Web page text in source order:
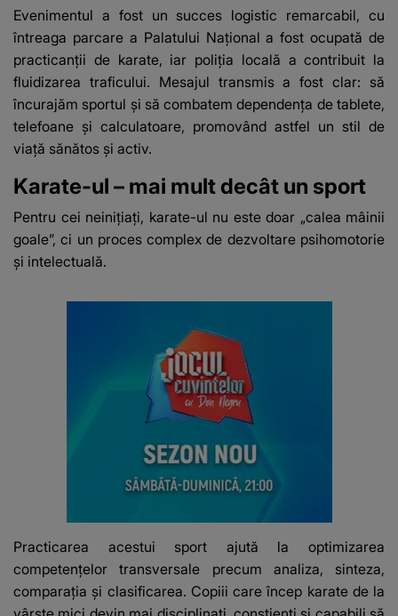
Evenimentul a fost un succes logistic remarcabil, cu
întreaga parcare a Palatului Național a fost ocupată de
practicanții de karate, iar poliția locală a contribuit la
fluidizarea traficului. Mesajul transmis a fost clar: să
încurajăm sportul și să combatem dependența de tablete,
telefoane și calculatoare, promovând astfel un stil de
viață sănătos și activ.
Karate-ul – mai mult decât un sport
Pentru cei neinițiați, karate-ul nu este doar „calea mâinii
goale”, ci un proces complex de dezvoltare psihomotorie
și intelectuală.
Practicarea acestui sport ajută la optimizarea
competențelor transversale precum analiza, sinteza,
comparația și clasificarea. Copiii care încep karate de la